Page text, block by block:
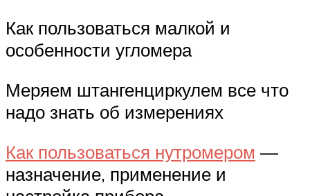
Как пользоваться малкой и
особенности угломера
Меряем штангенциркулем все что
надо знать об измерениях
Как пользоваться нутромером —
назначение, применение и